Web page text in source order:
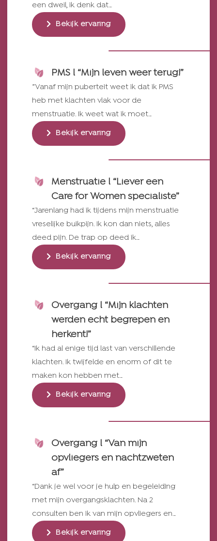
een dweil, ik denk dat…
Bekijk ervaring
PMS l “Mijn leven weer terug!”
”Vanaf mijn puberteit weet ik dat ik PMS
heb met klachten vlak voor de
menstruatie. Ik weet wat ik moet…
Bekijk ervaring
Menstruatie l “Liever een
Care for Women specialiste”
“Jarenlang had ik tijdens mijn menstruatie
vreselijke buikpijn. Ik kon dan niets, alles
deed pijn. De trap op deed ik…
Bekijk ervaring
Overgang l “Mijn klachten
werden echt begrepen en
herkent!”
“Ik had al enige tijd last van verschillende
klachten. Ik twijfelde en enorm of dit te
maken kon hebben met…
Bekijk ervaring
Overgang l “Van mijn
opvliegers en nachtzweten
af”
“Dank je wel voor je hulp en begeleiding
met mijn overgangsklachten. Na 2
consulten ben ik van mijn opvliegers en…
Bekijk ervaring